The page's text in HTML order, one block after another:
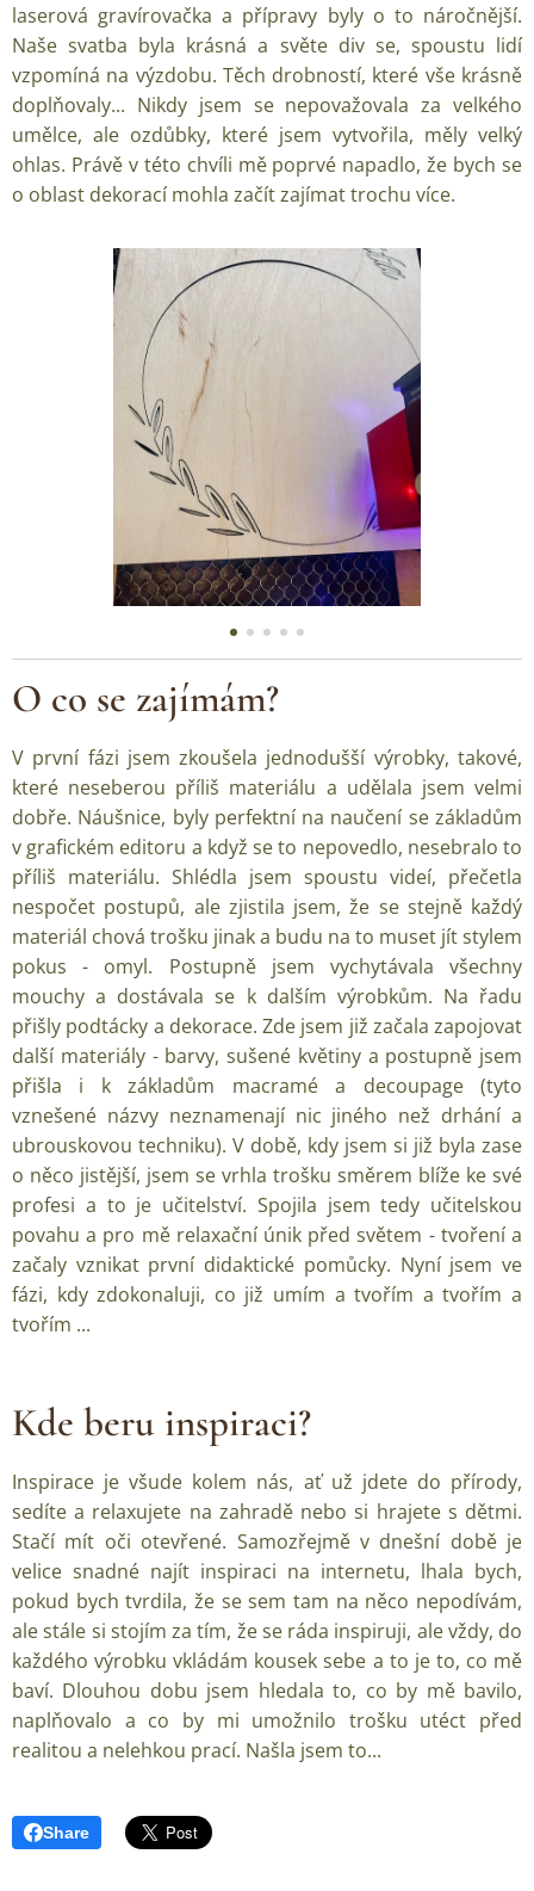
laserová gravírovačka a přípravy byly o to náročnější.
Naše svatba byla krásná a světe div se, spoustu lidí
vzpomíná na výzdobu. Těch drobností, které vše krásně
doplňovaly... Nikdy jsem se nepovažovala za velkého
umělce, ale ozdůbky, které jsem vytvořila, měly velký
ohlas. Právě v této chvíli mě poprvé napadlo, že bych se
o oblast dekorací mohla začít zajímat trochu více.
O co se zajímám?
V první fázi jsem zkoušela jednodušší výrobky, takové,
které neseberou příliš materiálu a udělala jsem velmi
dobře. Náušnice, byly perfektní na naučení se základům
v grafickém editoru a když se to nepovedlo, nesebralo to
příliš materiálu. Shlédla jsem spoustu videí, přečetla
nespočet postupů, ale zjistila jsem, že se stejně každý
materiál chová trošku jinak a budu na to muset jít stylem
pokus - omyl. Postupně jsem vychytávala všechny
mouchy a dostávala se k dalším výrobkům. Na řadu
přišly podtácky a dekorace. Zde jsem již začala zapojovat
další materiály - barvy, sušené květiny a postupně jsem
přišla i k základům macramé a decoupage (tyto
vznešené názvy neznamenají nic jiného než drhání a
ubrouskovou techniku). V době, kdy jsem si již byla zase
o něco jistější, jsem se vrhla trošku směrem blíže ke své
profesi a to je učitelství. Spojila jsem tedy učitelskou
povahu a pro mě relaxační únik před světem - tvoření a
začaly vznikat první didaktické pomůcky. Nyní jsem ve
fázi, kdy zdokonaluji, co již umím a tvořím a tvořím a
tvořím ...
Kde beru inspiraci?
Inspirace je všude kolem nás, ať už jdete do přírody,
sedíte a relaxujete na zahradě nebo si hrajete s dětmi.
Stačí mít oči otevřené. Samozřejmě v dnešní době je
velice snadné najít inspiraci na internetu, lhala bych,
pokud bych tvrdila, že se sem tam na něco nepodívám,
ale stále si stojím za tím, že se ráda inspiruji, ale vždy, do
každého výrobku vkládám kousek sebe a to je to, co mě
baví. Dlouhou dobu jsem hledala to, co by mě bavilo,
naplňovalo a co by mi umožnilo trošku utéct před
realitou a nelehkou prací. Našla jsem to...
Share